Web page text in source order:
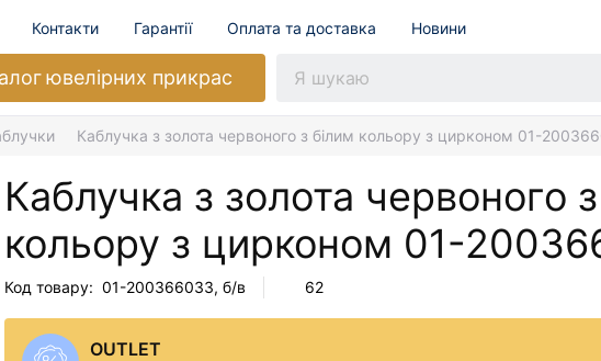
Контакти Гарантії Оплата та доставка Новини
ювелірних прикрас
Каблучка з золота червоного з білим кольору з цирконом 01-
Каблучка з золота червоного
кольору з цирконом 01-
Код товару: 01-200366033, б/в 62
OUTLET